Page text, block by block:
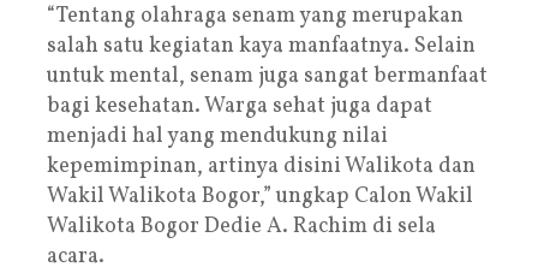
“Tentang olahraga senam yang merupakan
salah satu kegiatan kaya manfaatnya. Selain
untuk mental, senam juga sangat bermanfaat
bagi kesehatan. Warga sehat juga dapat
menjadi hal yang mendukung nilai
kepemimpinan, artinya disini Walikota dan
Wakil Walikota Bogor,” ungkap Calon Wakil
Walikota Bogor Dedie A. Rachim di sela
acara.